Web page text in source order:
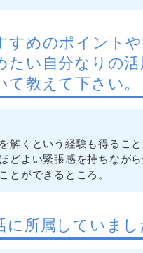
すめのポイント
たい自分なりの活
て教えて下さい。
解くという経験も得るこ
どよい緊張感を持ちなが
とができるところ。
に所属していまし